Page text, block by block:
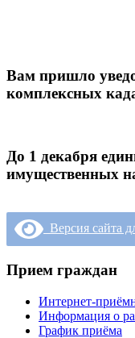
Вам пришло
комплексных
До 1 декабря
имущественных
Версия сайта
Прием граждан
Интернет-
Информация о
График приёма